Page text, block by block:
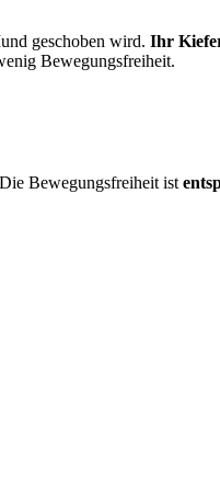
geschoben wird. Ihr
Bewegungsfreiheit.
Bewegungsfreiheit ist